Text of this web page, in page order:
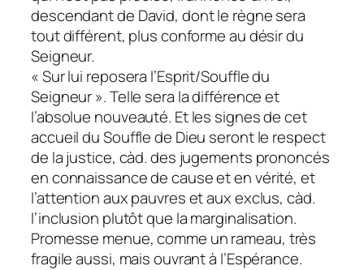
descendant de David, dont le règne sera
tout différent, plus conforme au désir du
Seigneur.
« Sur lui reposera l’Esprit/Souffle du
Seigneur ». Telle sera la différence et
l’absolue nouveauté. Et les signes de cet
accueil du Souffle de Dieu seront le respect
de la justice, càd. des jugements prononcés
en connaissance de cause et en vérité, et
l’attention aux pauvres et aux exclus, càd.
l’inclusion plutôt que la marginalisation.
Promesse menue, comme un rameau, très
fragile aussi, mais ouvrant à l’Espérance.